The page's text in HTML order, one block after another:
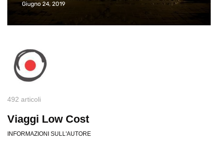
Giugno 24, 2019
492 articoli
Viaggi Low Cost
INFORMAZIONI SULL'AUTORE